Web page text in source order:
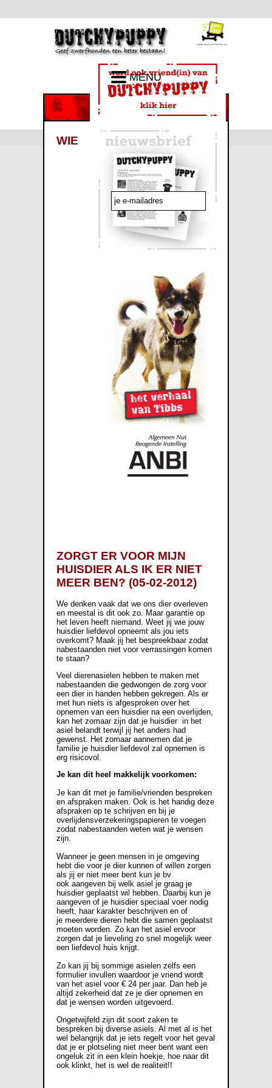
MENU
emailadres
WIE
ZORGT ER VOOR MIJN
HUISDIER ALS IK ER NIET
MEER BEN? (05-02-2012)
We denken vaak dat we ons dier overleven
en meestal is dit ook zo. Maar garantie op
het leven heeft niemand. Weet jij wie jouw
huisdier liefdevol opneemt als jou iets
overkomt? Maak jij het bespreekbaar zodat
nabestaanden niet voor verrassingen komen
te staan?
Veel dierenasielen hebben te maken met
nabestaanden die gedwongen de zorg voor
een dier in handen hebben gekregen. Als er
met hun niets is afgesproken over het
opnemen van een huisdier na een overlijden,
kan het zomaar zijn dat je huisdier in het
asiel belandt terwijl jij het anders had
gewenst. Het zomaar aannemen dat je
familie je huisdier liefdevol zal opnemen is
erg risicovol.
Je kan dit heel makkelijk voorkomen:
Je kan dit met je familie/vrienden bespreken
en afspraken maken. Ook is het handig deze
afspraken op te schrijven en bij je
overlijdensverzekeringspapieren te voegen
zodat nabestaanden weten wat je wensen
zijn.
Wanneer je geen mensen in je omgeving
hebt die voor je dier kunnen of willen zorgen
als jij er niet meer bent kun je bv
ook aangeven bij welk asiel je graag je
huisdier geplaatst wil hebben. Daarbij kun je
aangeven of je huisdier speciaal voer nodig
heeft, haar karakter beschrijven en of
je meerdere dieren hebt die samen geplaatst
moeten worden. Zo kan het asiel ervoor
zorgen dat je lieveling zo snel mogelijk weer
een liefdevol huis krijgt.
Zo kan jij bij sommige asielen zelfs een
formulier invullen waardoor je vriend wordt
van het asiel voor € 24 per jaar. Dan heb je
altijd zekerheid dat ze je dier opnemen en
dat je wensen worden uitgevoerd.
Ongetwijfeld zijn dit soort zaken te
bespreken bij diverse asiels. Al met al is het
wel belangrijk dat je iets regelt voor het geval
dat je er plotseling niet meer bent want een
ongeluk zit in een klein hoekje, hoe naar dit
ook klinkt, het is wel de realiteit!!